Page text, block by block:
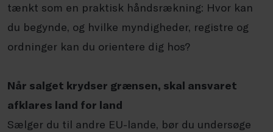
tænkt som en praktisk håndsrækning: Hvor kan
du begynde, og hvilke myndigheder, registre og
ordninger kan du orientere dig hos?
Når salget krydser grænsen, skal ansvaret
afklares land for land
Sælger du til andre EU-lande, bør du undersøge